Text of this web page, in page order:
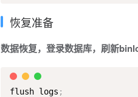
恢复准备
数据恢复，登录数据库，刷新
flush logs ;